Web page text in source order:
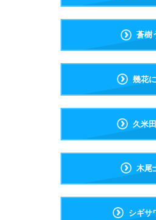
蒼樹
幾花
久米
木尾
シギサ